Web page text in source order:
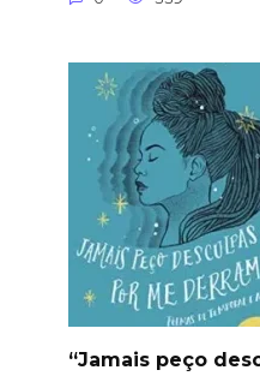
“Jamais peço